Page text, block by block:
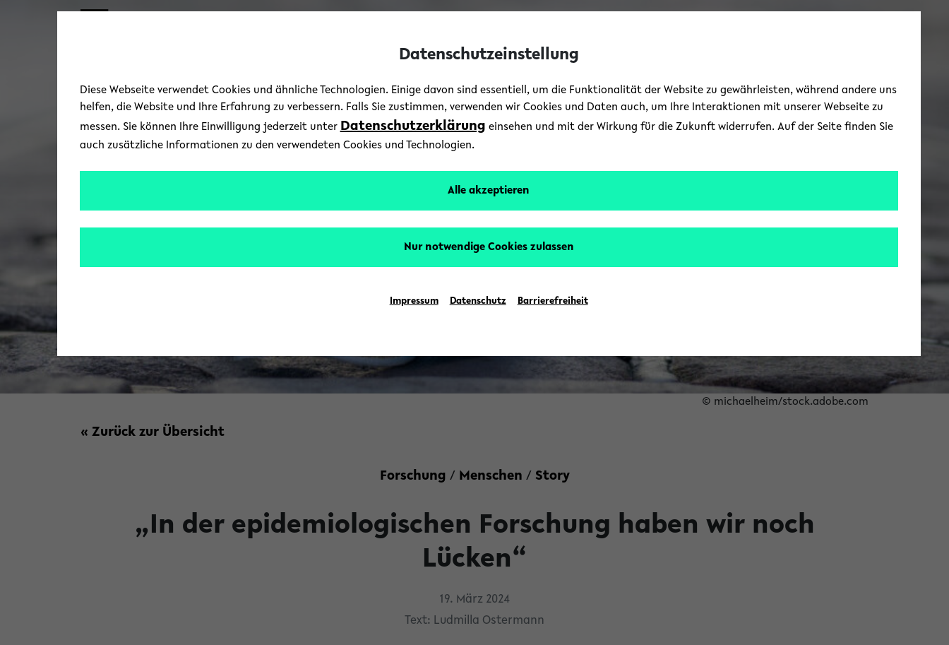
Skip to main content
© michaelheim/stock.adobe.com
« Zurück zur Übersicht
Forschung / Menschen / Story
„In der epidemiologischen Forschung haben wir noch
Lücken“
19. März 2024
Text: Ludmilla Ostermann
Datenschutzeinstellung
Diese Webseite verwendet Cookies und ähnliche Technologien. Einige davon sind essentiell, um die Funktionalität der Website zu gewährleisten, während andere uns
helfen, die Website und Ihre Erfahrung zu verbessern. Falls Sie zustimmen, verwenden wir Cookies und Daten auch, um Ihre Interaktionen mit unserer Webseite zu
messen. Sie können Ihre Einwilligung jederzeit unter Datenschutzerklärung einsehen und mit der Wirkung für die Zukunft widerrufen. Auf der Seite finden Sie
auch zusätzliche Informationen zu den verwendeten Cookies und Technologien.
Alle akzeptieren
Nur notwendige Cookies zulassen
Impressum Datenschutz Barrierefreiheit